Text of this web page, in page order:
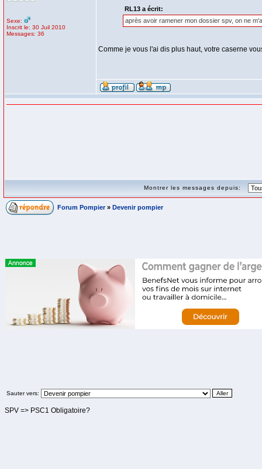
Sexe:
Inscrit le: 30 Juil 2010
Messages: 36
RL13 a écrit:
après avoir ramener mon dossier spv, on ne
Comme je vous l'ai dis plus haut, votre caserne
Montrer les messages depuis:
Forum Pompier » Devenir pompier
Sauter vers:
SPV => PSC1 Obligatoire?